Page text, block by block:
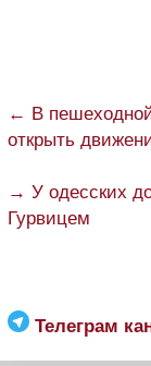
← В
открыть
→ У одесских
Гурвицем
Телеграм